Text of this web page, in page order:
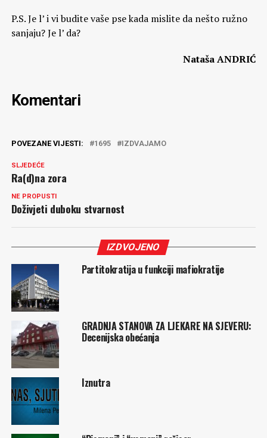
P.S. Je l’ i vi budite vaše pse kada mislite da nešto ružno
sanjaju? Je l’ da?
Nataša ANDRIĆ
Komentari
POVEZANE VIJESTI: 1695 IZDVAJAMO
SLJEDEĆE
Ra(d)na zora
NE PROPUSTI
Doživjeti duboku stvarnost
IZDVOJENO
Partitokratija u funkciji mafiokratije
GRADNJA STANOVA ZA LJEKARE NA SJEVERU:
Decenijska obećanja
Iznutra